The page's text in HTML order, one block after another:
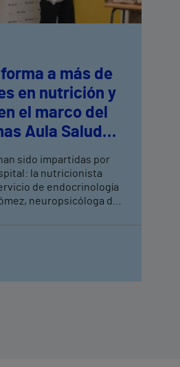
a más de
en nutrición y
el marco del
Aula Salud
sido impartidas por
la nutricionista
de endocrinología
neuropsicóloga de